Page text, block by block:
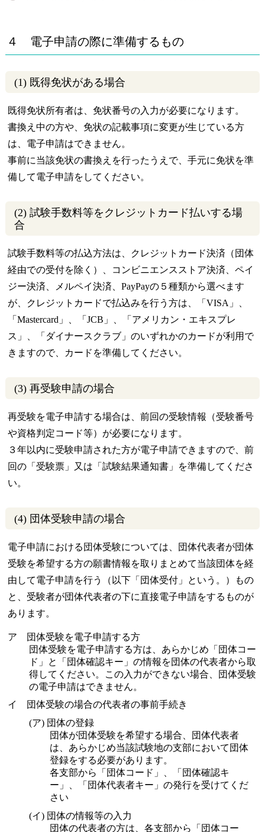
４ 電子申請の際に準備するもの
(1) 既得免状がある場合
既得免状所有者は、免状番号の入力が必要になります。
書換え中の方や、免状の記載事項に変更が生じている方
は、電子申請はできません。
事前に当該免状の書換えを行ったうえで、手元に免状を準
備して電子申請をしてください。
(2) 試験手数料等をクレジットカード払いする場
合
試験手数料等の払込方法は、クレジットカード決済（団体
経由での受付を除く）、コンビニエンスストア決済、ペイ
ジー決済、メルペイ決済、PayPayの５種類から選べます
が、クレジットカードで払込みを行う方は、「VISA」、
「Mastercard」、「JCB」、「アメリカン・エキスプレ
ス」、「ダイナースクラブ」のいずれかのカードが利用で
きますので、カードを準備してください。
(3) 再受験申請の場合
再受験を電子申請する場合は、前回の受験情報（受験番号
や資格判定コード等）が必要になります。
３年以内に受験申請された方が電子申請できますので、前
回の「受験票」又は「試験結果通知書」を準備してくださ
い。
(4) 団体受験申請の場合
電子申請における団体受験については、団体代表者が団体
受験を希望する方の願書情報を取りまとめて当該団体を経
由して電子申請を行う（以下「団体受付」という。）もの
と、受験者が団体代表者の下に直接電子申請をするものが
あります。
ア 団体受験を電子申請する方
団体受験を電子申請する方は、あらかじめ「団体コー
ド」と「団体確認キー」の情報を団体の代表者から取
得してください。この入力ができない場合、団体受験
の電子申請はできません。
イ 団体受験の場合の代表者の事前手続き
(ア) 団体の登録
団体が団体受験を希望する場合、団体代表者
は、あらかじめ当該試験地の支部において団体
登録をする必要があります。
各支部から「団体コード」、「団体確認キ
ー」、「団体代表者キー」の発行を受けてくだ
さい
(イ) 団体の情報等の入力
団体の代表者の方は、各支部から「団体コー